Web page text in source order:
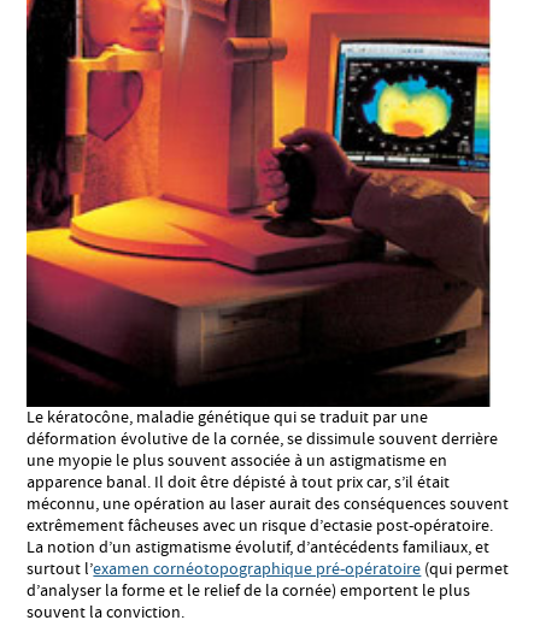
Le kératocône, maladie génétique qui se traduit par une
déformation évolutive de la cornée, se dissimule souvent derrière
une myopie le plus souvent associée à un astigmatisme en
apparence banal. Il doit être dépisté à tout prix car, s’il était
méconnu, une opération au laser aurait des conséquences souvent
extrêmement fâcheuses avec un risque d’ectasie post-opératoire.
La notion d’un astigmatisme évolutif, d’antécédents familiaux, et
surtout l’examen cornéotopographique pré-opératoire (qui permet
d’analyser la forme et le relief de la cornée) emportent le plus
souvent la conviction.